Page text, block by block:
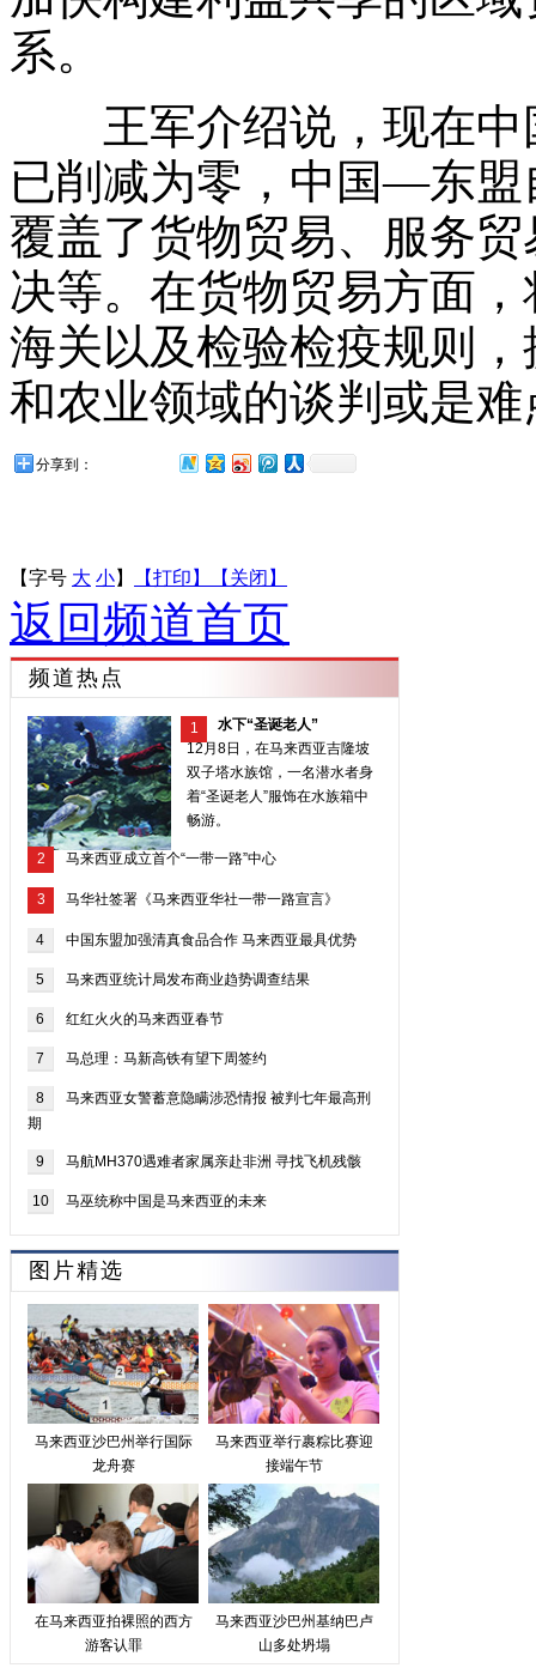
系。
王军介绍说，现在中
已削减为零，中国—东盟
覆盖了货物贸易、服务
决等。在货物贸易方面
海关以及检验检疫规则
和农业领域的谈判或是
分享到：
【字号 大 小】 【打印】 【关闭】
返回频道首页